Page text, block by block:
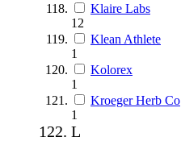
Klaire Labs
12
Klean Athlete
1
Kolorex
1
Kroeger Herb Co
1
L